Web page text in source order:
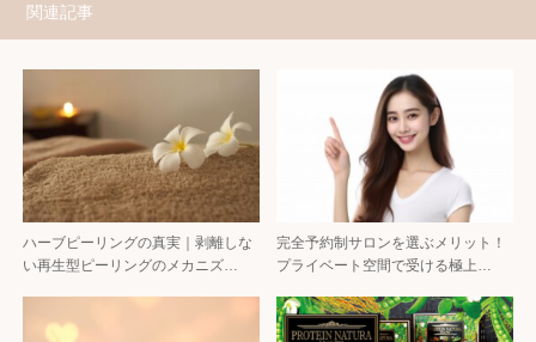
関連記事
ハーブピーリングの真実｜剥離しな
い再生型ピーリングのメカニズ…
完全予約制サロンを選ぶメリット！
プライベート空間で受ける極上…